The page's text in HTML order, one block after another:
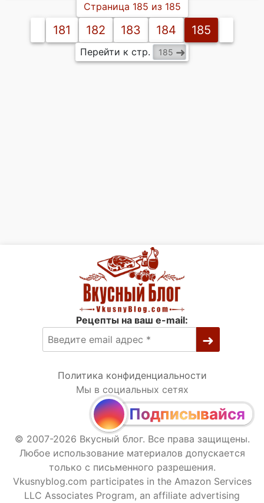
Страница 185 из 185
181 182 183 184 185
Перейти к стр.
Рецепты на ваш e-mail:
Политика конфиденциальности
Мы в социальных сетях
Подписывайся
© 2007-2026 Вкусный блог. Все права защищены.
Любое использование материалов допускается
только с письменного разрешения.
Vkusnyblog.com participates in the Amazon Services
LLC Associates Program, an affiliate advertising